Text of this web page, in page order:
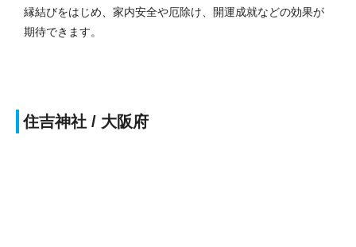
縁結びをはじめ、家内安全や厄除け、開運成就などの効果が
期待できます。
住吉神社 / 大阪府